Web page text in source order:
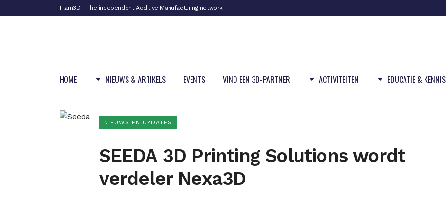
Flam3D - The independent Additive Manufacturing network
HOME NIEUWS & ARTIKELS EVENTS VIND EEN 3D-PARTNER ACTIVITEITEN EDUCATIE & KENNIS
NIEUWS EN UPDATES
SEEDA 3D Printing Solutions wordt
verdeler Nexa3D